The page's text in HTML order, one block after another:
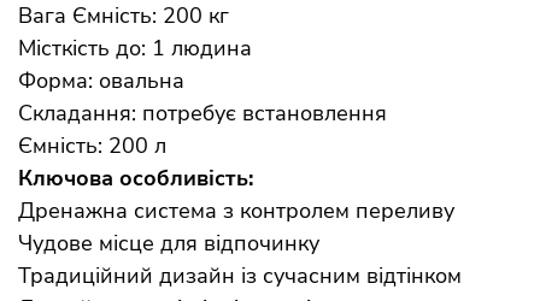
Вага Ємність: 200 кг
Місткість до: 1 людина
Форма: овальна
Складання: потребує встановлення
Ємність: 200 л
Ключова особливість:
Дренажна система з контролем переливу
Чудове місце для відпочинку
Традиційний дизайн із сучасним відтінком